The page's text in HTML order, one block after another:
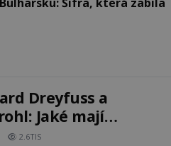
Dreyfuss a
Jaké mají
2.6TIS